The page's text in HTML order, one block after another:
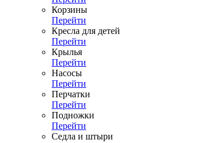
Корзины
Перейти
Кресла для детей
Перейти
Крылья
Перейти
Насосы
Перейти
Перчатки
Перейти
Подножки
Перейти
Седла и штыри